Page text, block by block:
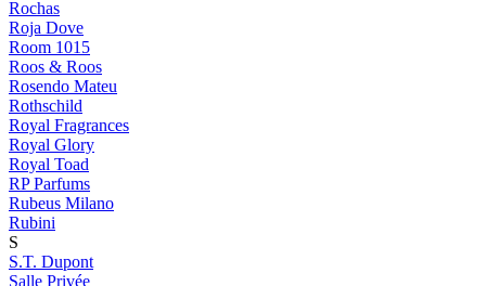
Rochas
Roja Dove
Room 1015
Roos & Roos
Rosendo Mateu
Rothschild
Royal Fragrances
Royal Glory
Royal Toad
RP Parfums
Rubeus Milano
Rubini
S
S.T. Dupont
Salle Privée